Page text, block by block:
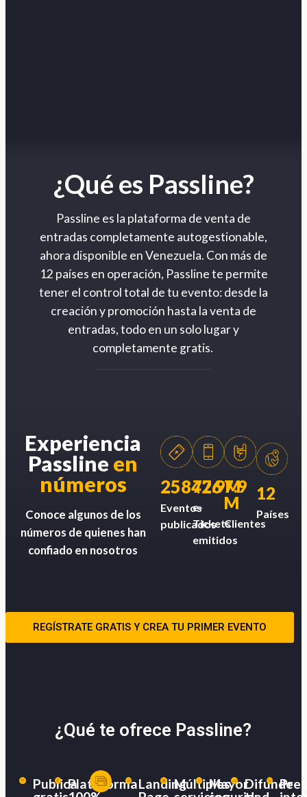
¿Qué es Passline?
Passline es la plataforma de venta de
entradas completamente autogestionable,
ahora disponible en Venezuela. Con más de
12 países en operación, Passline te permite
tener el control total de tu evento: desde la
creación y promoción hasta la venta de
entradas, todo en un solo lugar y
completamente gratis.
Experiencia
Passline en
números
Conoce algunos de los
números de quienes han
confiado en nosotros
258426
Eventos
publicados
77.9M
e-
Tickets
emitidos
7.9
M
Clientes
12
Países
REGÍSTRATE GRATIS Y CREA TU PRIMER EVENTO
¿Qué te ofrece Passline?
PublicaPlataformaLandingMúltiplesMayorDifunde